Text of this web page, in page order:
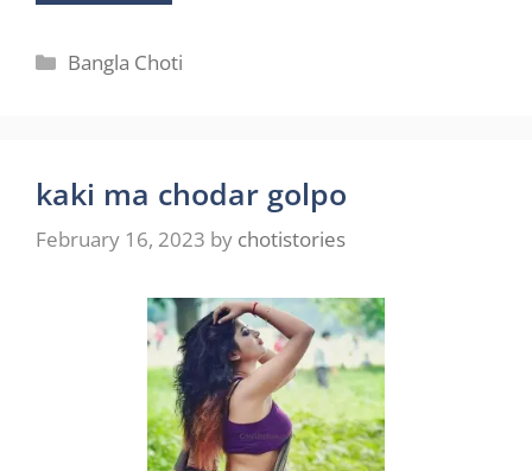
Categories
Bangla Choti
kaki ma chodar golpo
February 16, 2023 by chotistories